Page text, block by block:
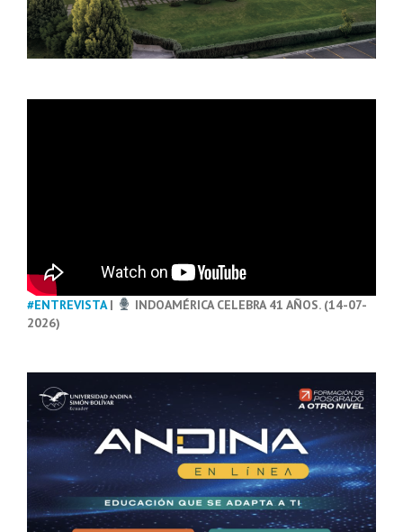
#ENTREVISTA|
INDOAMÉRICA CELEBRA 41 AÑOS. (14-07-
2026)